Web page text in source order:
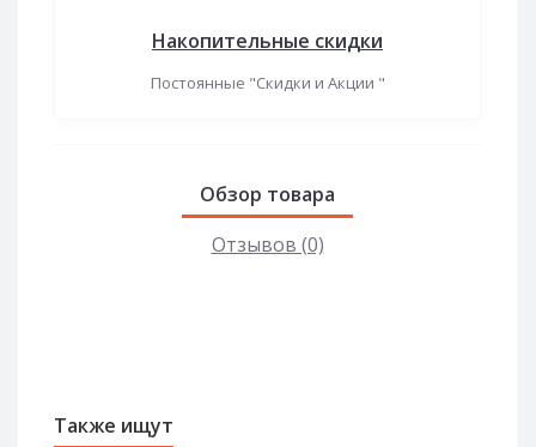
Накопительные скидки
Постоянные "Скидки и Акции "
Обзор товара
Отзывов (0)
Также ищут